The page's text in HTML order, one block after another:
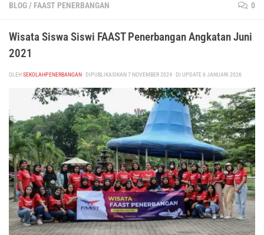
BLOG / FAAST PENERBANGAN 0
Wisata Siswa Siswi FAAST Penerbangan Angkatan Juni
2021
OLEHSEKOLAHPENERBANGAN · DIPUBLIKASIKAN7 NOVEMBER 2024 · DI UPDATE6 JANUARI 2026